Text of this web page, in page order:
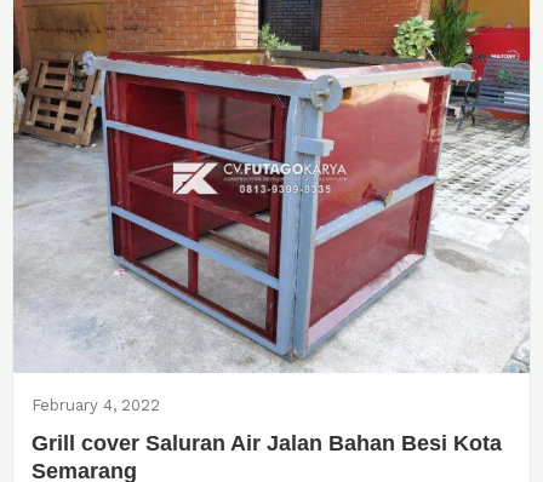
February 4, 2022
Grill cover Saluran Air Jalan Bahan Besi Kota
Semarang